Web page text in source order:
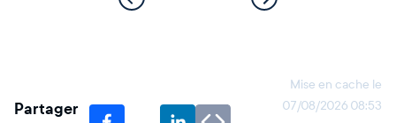
Partager
Mise en cache le
07/08/2026 08:53